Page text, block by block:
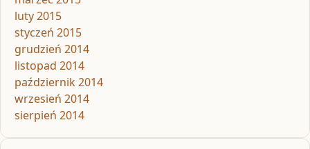
luty 2015
styczeń 2015
grudzień 2014
listopad 2014
październik 2014
wrzesień 2014
sierpień 2014